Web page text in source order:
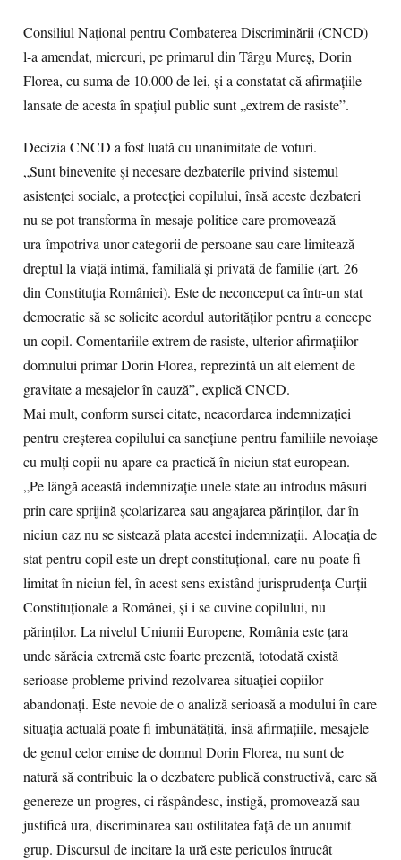
Consiliul Național pentru Combaterea Discriminării (CNCD)
l-a amendat, miercuri, pe primarul din Târgu Mureș, Dorin
Florea, cu suma de 10.000 de lei, și a constatat că afirmațiile
lansate de acesta în spațiul public sunt „extrem de rasiste”.
Decizia CNCD a fost luată cu unanimitate de voturi.
„Sunt binevenite și necesare dezbaterile privind sistemul
asistenței sociale, a protecției copilului, însă aceste dezbateri
nu se pot transforma în mesaje politice care promovează
ura împotriva unor categorii de persoane sau care limitează
dreptul la viață intimă, familială și privată de familie (art. 26
din Constituția României). Este de neconceput ca într-un stat
democratic să se solicite acordul autorităților pentru a concepe
un copil. Comentariile extrem de rasiste, ulterior afirmațiilor
domnului primar Dorin Florea, reprezintă un alt element de
gravitate a mesajelor în cauză”, explică CNCD.
Mai mult, conform sursei citate, neacordarea indemnizației
pentru creșterea copilului ca sancțiune pentru familiile nevoiașe
cu mulți copii nu apare ca practică în niciun stat european.
„Pe lângă această indemnizație unele state au introdus măsuri
prin care sprijină școlarizarea sau angajarea părinților, dar în
niciun caz nu se sistează plata acestei indemnizații. Alocația de
stat pentru copil este un drept constituțional, care nu poate fi
limitat în niciun fel, în acest sens existând jurisprudența Curții
Constituționale a Românei, și i se cuvine copilului, nu
părinților. La nivelul Uniunii Europene, România este țara
unde sărăcia extremă este foarte prezentă, totodată există
serioase probleme privind rezolvarea situației copiilor
abandonați. Este nevoie de o analiză serioasă a modului în care
situația actuală poate fi îmbunătățită, însă afirmațiile, mesajele
de genul celor emise de domnul Dorin Florea, nu sunt de
natură să contribuie la o dezbatere publică constructivă, care să
genereze un progres, ci răspândesc, instigă, promovează sau
justifică ura, discriminarea sau ostilitatea față de un anumit
grup. Discursul de incitare la ură este periculos întrucât